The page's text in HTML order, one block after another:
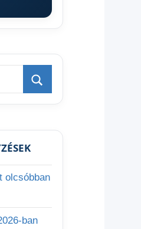
Search
olcsóbban
ban